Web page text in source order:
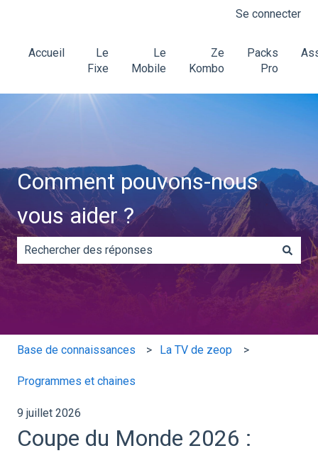
Se connecter
Accueil
Le
Fixe
Le
Mobile
Ze
Kombo
Packs
Pro
Comment pouvons-nous
vous aider ?
Il n'y a aucune suggestion car le champ de recherche
Base de connaissances La TV de zeop
Programmes et chaines
9 juillet 2026
Coupe du Monde 2026 :